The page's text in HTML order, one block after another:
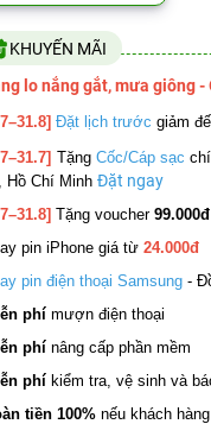
KHUYẾN MÃI
lo nắng gắt, mưa giông
Đặt lịch trước giảm
Tặng Cốc/Cáp sạc
Hồ Chí Minh Đặt ngay
Tặng voucher 99.000đ
pin iPhone giá từ 24.000đ
pin điện thoại Samsung -
phí mượn điện thoại
phí nâng cấp phần mềm
phí kiểm tra, vệ sinh và
tiền 100% nếu khách